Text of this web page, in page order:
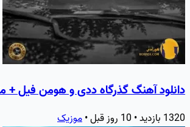
دانلود آهنگ گذرگاه ددی و هومن فیل +
1320 بازدید • 10 روز قبل • موزیک